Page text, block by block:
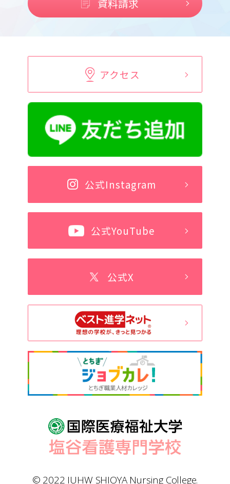
資料請求
アクセス
公式Instagram
公式YouTube
公式X
© 2022 IUHW SHIOYA Nursing College.